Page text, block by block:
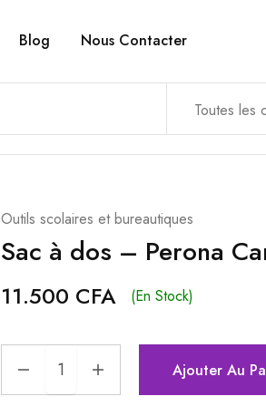
Blog Nous Contacter
Toutes les
Outils scolaires et bureautiques
Sac à dos – Perona
11.500 CFA (En Stock)
Ajouter Au